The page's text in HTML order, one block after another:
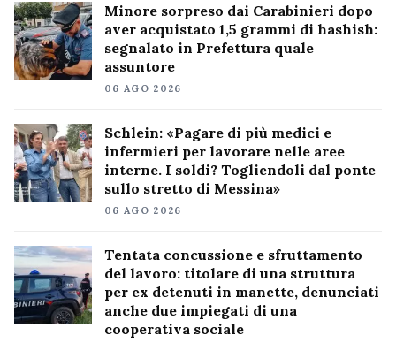
Minore sorpreso dai Carabinieri dopo
aver acquistato 1,5 grammi di hashish:
segnalato in Prefettura quale
assuntore
06 AGO 2026
Schlein: «Pagare di più medici e
infermieri per lavorare nelle aree
interne. I soldi? Togliendoli dal ponte
sullo stretto di Messina»
06 AGO 2026
Tentata concussione e sfruttamento
del lavoro: titolare di una struttura
per ex detenuti in manette, denunciati
anche due impiegati di una
cooperativa sociale